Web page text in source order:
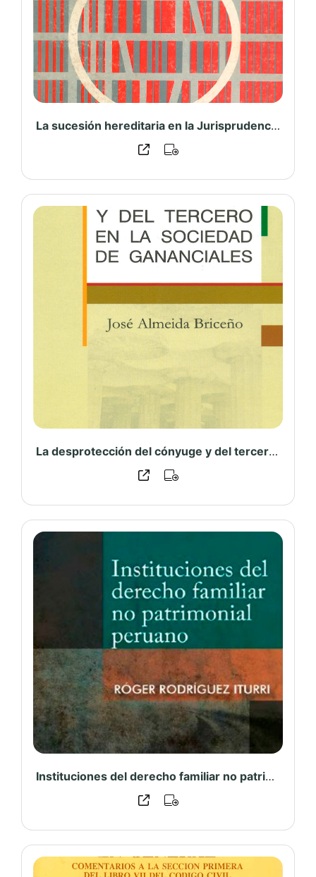
La sucesión hereditaria en la Jurisprudencia Suprema – PUCP
La desprotección del cónyuge y del tercero en la sociedad de gananciales – PUCP
Instituciones del derecho familiar no patrimonial peruano – PUCP